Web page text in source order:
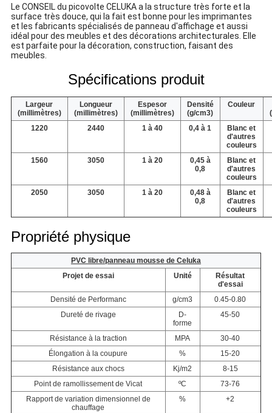
Le CONSEIL du picovolte CELUKA a la structure très forte et la
surface très douce, qui la fait est bonne pour les imprimantes
et les fabricants spécialisés de panneau d'affichage et aussi
idéal pour des meubles et des décorations architecturales. Elle
est parfaite pour la décoration, construction, faisant des
meubles.
Spécifications produit
Largeur
(millimètres)
Longueur
(millimètres)
Espesor
(millimètres)
Densité
(g/cm3)
Couleur
1220
2440 1 à 40 0,4 à 1
Blanc et
d'autres
couleurs
1560
3050 1 à 20
0,45 à
0,8
Blanc et
d'autres
couleurs
2050
3050 1 à 20
0,48 à
0,8
Blanc et
d'autres
couleurs
Propriété physique
PVC libre/panneau mousse de Celuka
Projet de essai
Unité
Résultat
d'essai
Densité de Performanc
g/cm3
0.45-0.80
Dureté de rivage
D-
forme
45-50
Résistance à la traction MPA
30-40
Élongation à la coupure
%
15-20
Résistance aux chocs
Kj/m2
8-15
Point de ramollissement de Vicat
ºC
73-76
Rapport de variation dimensionnel de
chauffage
% +2